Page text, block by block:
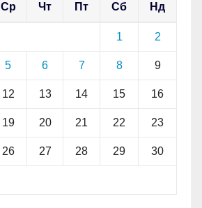
Ср Чт Пт Сб Нд
1 2
5 6 7 8 9
12 13 14 15 16
19 20 21 22 23
26 27 28 29 30